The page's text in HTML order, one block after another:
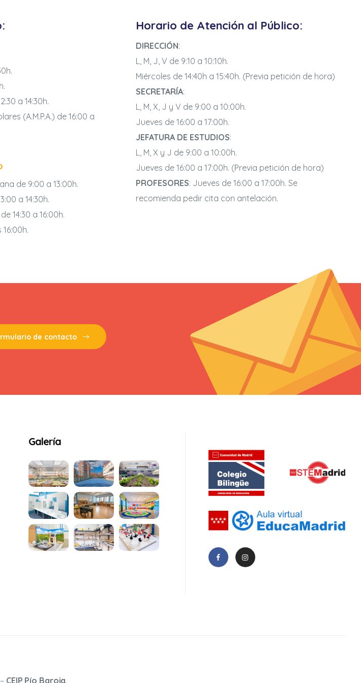
a 14:30h.
(A.M.P.A.) de 16:00 a
de 9:00 a 13:00h.
a 14:30h.
14:30 a 16:00h.
Horario de Atención al Público:
DIRECCIÓN:
L, M, J, V de 9:10 a 10:10h.
Miércoles de 14:40h a 15:40h. (Previa petición de hora)
SECRETARÍA:
L, M, X, J y V de 9:00 a 10:00h.
Jueves de 16:00 a 17:00h.
JEFATURA DE ESTUDIOS:
L, M, X y J de 9:00 a 10:00h.
Jueves de 16:00 a 17:00h. (Previa petición de hora)
PROFESORES: Jueves de 16:00 a 17:00h. Se
recomienda pedir cita con antelación.
de contacto
Galería
CEIP Pío Baroja.